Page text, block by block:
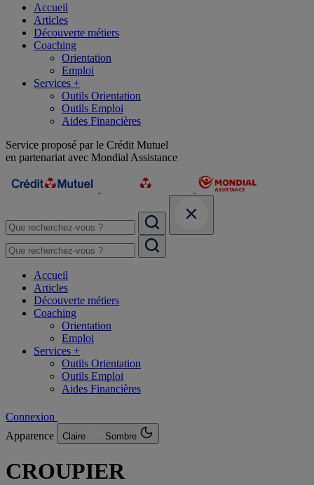
Accueil
Articles
Découverte métiers
Coaching
Orientation
Emploi
Services +
Outils Orientation
Outils Emploi
Aides Financières
Service proposé par le Crédit Mutuel
en partenariat avec Mondial Assistance
Accueil
Articles
Découverte métiers
Coaching
Orientation
Emploi
Services +
Outils Orientation
Outils Emploi
Aides Financières
Connexion
Apparence
Claire Sombre
CROUPIER